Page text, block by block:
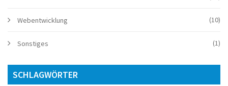
Webentwicklung (10)
Sonstiges (1)
SCHLAGWÖRTER